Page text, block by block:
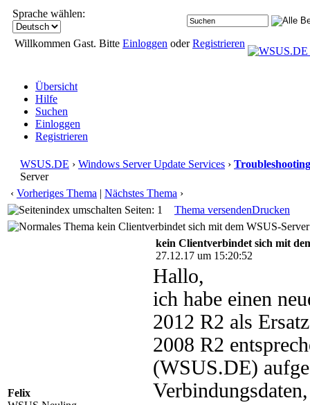
Sprache wählen:
Willkommen Gast. Bitte Einloggen oderRegistrieren
Übersicht
Hilfe
Suchen
Einloggen
Registrieren
WSUS.DE › Windows Server Update Services › Troubleshooting
Server
‹ Vorheriges Thema | Nächstes Thema ›
Seiten: 1
Thema versendenDrucken
kein Clientverbindet sich mit dem WSUS-
Felix
kein Clientverbindet sich mit
27.12.17 um 15:20:52
Hallo,
ich habe einen
2012 R2 als
2008 R2
(WSUS.DE)